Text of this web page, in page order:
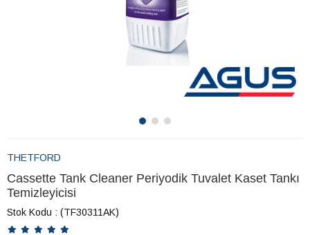
THETFORD
Cassette Tank Cleaner Periyodik Tuvalet Kaset Tankı
Temizleyicisi
Stok Kodu (TF30311AK)